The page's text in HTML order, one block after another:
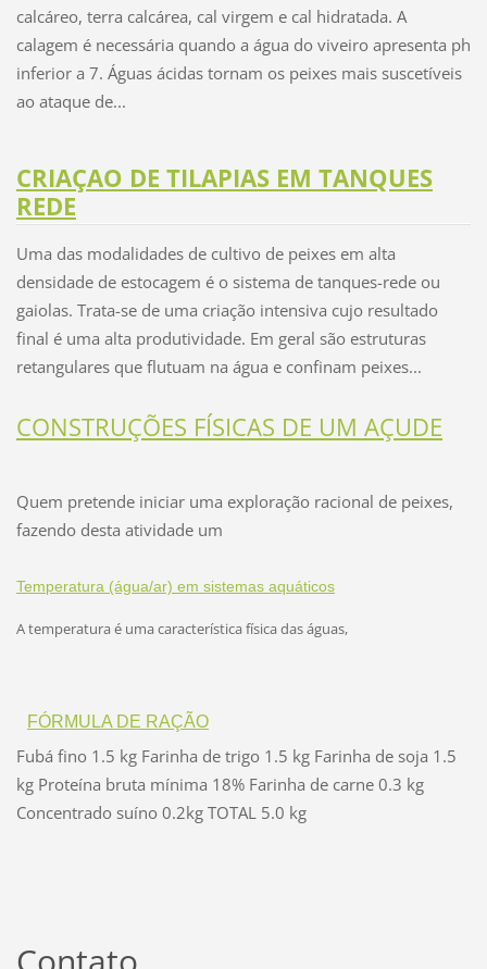
calcáreo, terra calcárea, cal virgem e cal hidratada. A
calagem é necessária quando a água do viveiro apresenta ph
inferior a 7. Águas ácidas tornam os peixes mais suscetíveis
ao ataque de...
CRIAÇAO DE TILAPIAS EM TANQUES
REDE
Uma das modalidades de cultivo de peixes em alta
densidade de estocagem é o sistema de tanques-rede ou
gaiolas. Trata-se de uma criação intensiva cujo resultado
final é uma alta produtividade. Em geral são estruturas
retangulares que flutuam na água e confinam peixes...
CONSTRUÇÕES FÍSICAS DE UM AÇUDE
Quem pretende iniciar uma exploração racional de peixes,
fazendo desta atividade um
Temperatura (água/ar) em sistemas aquáticos
A temperatura é uma característica física das águas,
FÓRMULA DE RAÇÃO
Fubá fino 1.5 kg Farinha de trigo 1.5 kg Farinha de soja 1.5
kg Proteína bruta mínima 18% Farinha de carne 0.3 kg
Concentrado suíno 0.2kg TOTAL 5.0 kg